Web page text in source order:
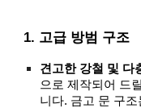
1. 고급 방범 구조
견고한 강철 및 다
으로 제작되어 드
니다. 금고 문 구